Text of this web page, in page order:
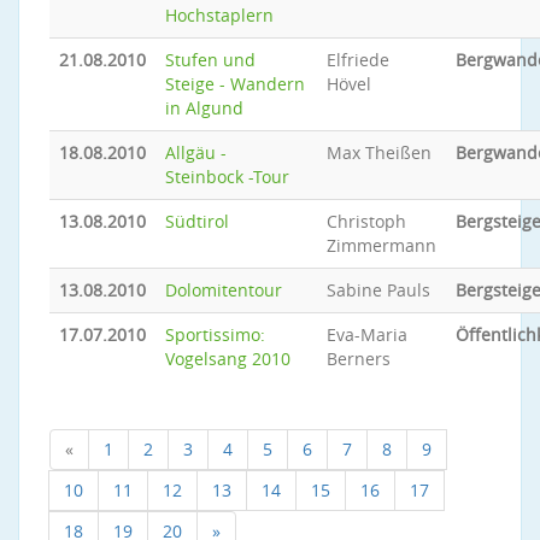
Hochstaplern
21.08.2010
Stufen und
Steige - Wandern
in Algund
Elfriede
Hövel
18.08.2010
Allgäu -
Steinbock -Tour
Max Theißen
13.08.2010 Südtirol
Christoph
Zimmermann
13.08.2010 Dolomitentour Sabine Pauls
17.07.2010
Sportissimo:
Vogelsang 2010
Eva-Maria
Berners
« 1 2 3 4 5 6 7 8
9
10
11 12 13 14 15 16
17
18
19 20 »